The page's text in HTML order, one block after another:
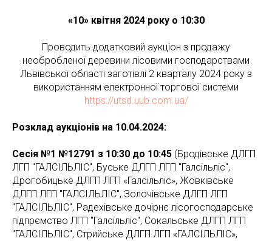
«10» квітня 2024 року о 10:30
Проводить додатковий аукціон з продажу
необробленої деревини лісовими господарствами
Львівської області заготівлі 2 кварталу 2024 року з
використанням електронної торгової системи
https://utsd.uub.com.ua/
Розклад аукціонів на 10.04.2024:
Сесія №1 №12791 з 10:30 до 10:45 (Бродівське ДЛГП
ЛГП "ГАЛСІЛЬЛІС", Буське ДЛГП ЛГП "Галсільліс",
Дрогобицьке ДЛГП ЛГП «Галсільліс», Жовківське
ДЛГП ЛГП "ГАЛСІЛЬЛІС", Золочівське ДЛГП ЛГП
"ГАЛСІЛЬЛІС", Радехівське дочірнє лісогосподарське
підпрємство ЛГП "Галсільліс", Сокальське ДЛГП ЛГП
"ГАЛСІЛЬЛІС", Стрийське ДЛГП ЛГП «ГАЛСІЛЬЛІС»,